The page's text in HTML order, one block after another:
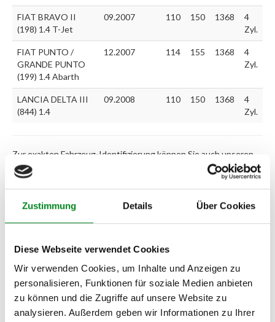
Zustimmung Details Über Cookies
Diese Webseite verwendet Cookies
Wir verwenden Cookies, um Inhalte und Anzeigen zu
personalisieren, Funktionen für soziale Medien anbieten
zu können und die Zugriffe auf unsere Website zu
analysieren. Außerdem geben wir Informationen zu Ihrer
FIAT BRAVO II
(198) 1.4 T-Jet
09.2007 110 150 1368
4
Zyl.
FIAT PUNTO /
GRANDE PUNTO
(199) 1.4 Abarth
12.2007 114 155 1368
4
Zyl.
LANCIA DELTA III
(844) 1.4
09.2008 110 150 1368
4
Zyl.
Zur exakten Fahrzeug-Identifizierung können Sie auch unseren
Support kontaktieren (
Wir benötigen folgende Fahrzeugdaten:
Schlüsselnummerzu 2
(2.1) und zu 3 (2.2) oderFahrgestellnummer.
Passendes Fahrzeug nicht dabei?
Fahrzeug-Suche für AT-Turbolader»
Oder einfachim Chatnachfragen.
Hersteller/EU Verantwortliche